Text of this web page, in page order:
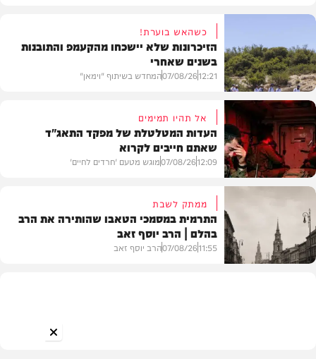
וידאו
כשהאש בוערת!
הזיכרונות שלא יישכחו מהקעמפ והתובנות
בשנים שאחרי
12:21
07/08/26המחדש בשיתוף "וימאן"
דעות
אל תהיו תמימים
העדות המטלטלת של מפקד התאג"ד
שאתם חייבים לקרוא
12:09
07/08/26מוגש מטעם 'חרדים לחיים'
ממתק לשבת
התרמית במסמכי הטאבו שהותירה את הרב
בהלם | הרב יוסף זאב
11:55
07/08/26הרב יוסף זאב